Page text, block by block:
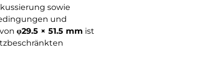
sowie
und
φ29.5 × 51.5 mm ist